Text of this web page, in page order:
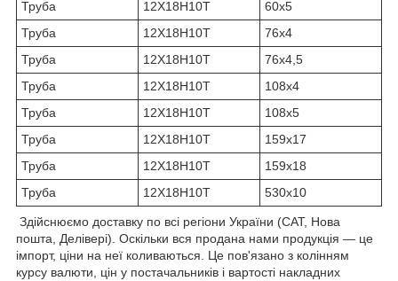
Труба
12Х18Н10Т
60х5
Труба
12Х18Н10Т
76х4
Труба
12Х18Н10Т
76х4,5
Труба
12Х18Н10Т
108х4
Труба
12Х18Н10Т
108х5
Труба
12Х18Н10Т
159х17
Труба
12Х18Н10Т
159х18
Труба
12Х18Н10Т 530х10
Здійснюємо доставку по всі регіони України (САТ, Нова
пошта, Делівері). Оскільки вся продана нами продукція — це
імпорт, ціни на неї коливаються. Це пов'язано з колінням
курсу валюти, цін у постачальників і вартості накладних